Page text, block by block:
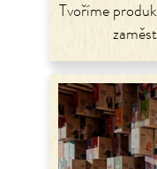
Tvoříme